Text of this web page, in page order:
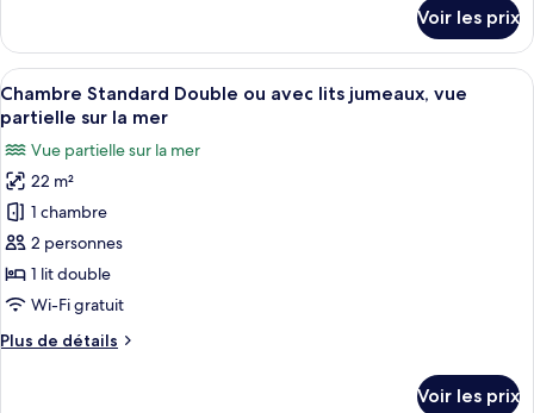
ou
avec
lits
jumeaux
le
type
de
chambre
Chambre
Standard
Double
ou
avec
lits
Voir les prix
Afficher
toutes
les
photos
pour
ce
type
de
chambre :
Standard
Un balcon doté de balustrades en
5
Chambre Standard Double ou avec lits jumeaux, vue
partielle sur la mer
Vue partielle sur la mer
22 m²
1 chambre
2 personnes
1 lit double
Wi-Fi gratuit
Plus de détails
Plus
Voir les prix